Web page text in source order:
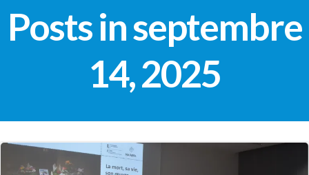
Posts in septembre
14, 2025